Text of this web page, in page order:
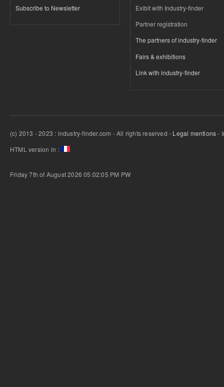
Subscribe to Newsletter
Exibit with Industry-finder
Partner registration
The partners of industry-finder
Fairs & exhibitions
Link with industry-finder
(c) 2013 - 2023 : industry-finder.com - All rights reserved - Legal mentions-
HTML version in :
Friday 7th of August 2026 05:02:05 PM PW